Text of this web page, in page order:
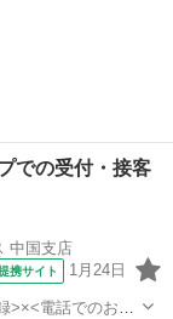
での受付・接客
中国支店
携サイト 1月24日
>×<電話でのお仕